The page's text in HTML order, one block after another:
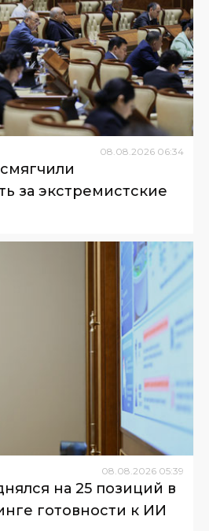
08 08 2026 06:34
за экстремистские
08.08.2026 05:39
на 25 позиций в
готовности к ИИ